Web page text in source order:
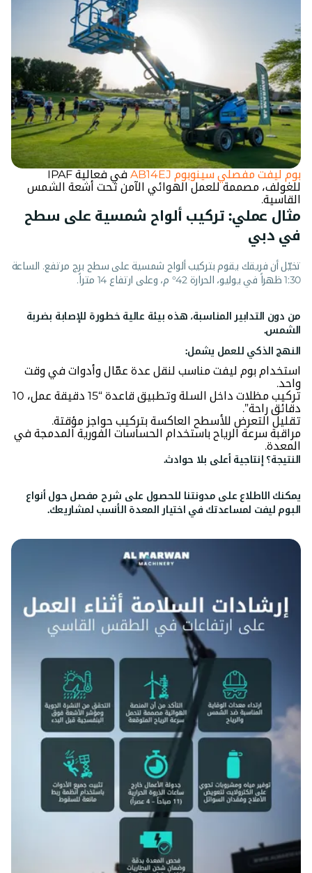
بوم ليفت مفصلي سينوبوم AB14EJ
في فعالية IPAF
للغولف، مصممة للعمل الهوائي الآمن تحت أشعة الشمس
القاسية.
مثال عملي: تركيب ألواح شمسية على سطح
في دبي
تخيّل أن فريقك يقوم بتركيب ألواح شمسية على سطح برج مرتفع. الساعة
1:30 ظهراً في يوليو، الحرارة 42° م، وعلى ارتفاع 14 متراً.
من دون التدابير المناسبة، هذه بيئة عالية خطورة للإصابة بضربة
الشمس.
النهج الذكي للعمل يشمل:
استخدام بوم ليفت مناسب لنقل عدة عمّال وأدوات في وقت
واحد.
تركيب مظلات داخل السلة وتطبيق قاعدة “15 دقيقة عمل، 10
دقائق راحة”.
تقليل التعرض للأسطح العاكسة بتركيب حواجز مؤقتة.
مراقبة سرعة الرياح باستخدام الحساسات الفورية المدمجة في
المعدة.
النتيجة؟ إنتاجية أعلى بلا حوادث.
يمكنك الاطلاع على مدونتنا للحصول على شرح مفصل حول أنواع
البوم ليفت لمساعدتك في اختيار المعدة الأنسب لمشاريعك.